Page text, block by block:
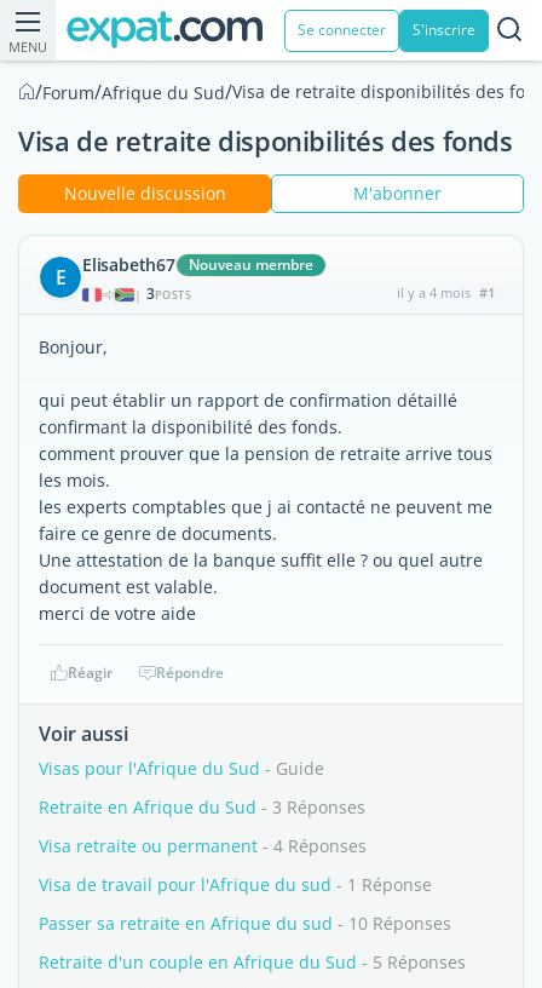
MENU
Se connecter S'inscrire
/Forum/Afrique du Sud/Visa de retraite disponibilités des
Visa de retraite disponibilités des fonds
Nouvelle discussion M'abonner
E Elisabeth67 Nouveau membre
| 3POSTS il y a 4 mois #1
Bonjour,
qui peut établir un rapport de confirmation détaillé
confirmant la disponibilité des fonds.
comment prouver que la pension de retraite arrive tous
les mois.
les experts comptables que j ai contacté ne peuvent me
faire ce genre de documents.
Une attestation de la banque suffit elle ? ou quel autre
document est valable.
merci de votre aide
Réagir Répondre
Voir aussi
Visas pour l'Afrique du Sud - Guide
Retraite en Afrique du Sud - 3 Réponses
Visa retraite ou permanent - 4 Réponses
Visa de travail pour l'Afrique du sud - 1 Réponse
Passer sa retraite en Afrique du sud - 10 Réponses
Retraite d'un couple en Afrique du Sud - 5 Réponses